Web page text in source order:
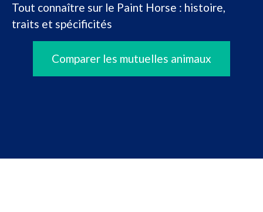
Tout connaître sur le Paint Horse : histoire,
traits et spécificités
Comparer les mutuelles animaux